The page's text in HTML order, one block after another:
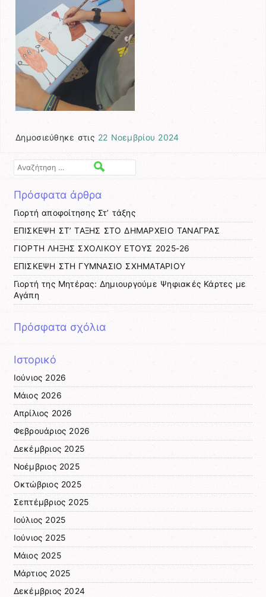
Δημοσιεύθηκε στις 22 Νοεμβρίου 2024
Αναζήτηση
Πρόσφατα άρθρα
Γιορτή αποφοίτησης Στ’ τάξης
ΕΠΙΣΚΕΨΗ ΣΤ’ ΤΑΞΗΣ ΣΤΟ ΔΗΜΑΡΧΕΙΟ ΤΑΝΑΓΡΑΣ
ΓΙΟΡΤΗ ΛΗΞΗΣ ΣΧΟΛΙΚΟΥ ΕΤΟΥΣ 2025-26
ΕΠΙΣΚΕΨΗ ΣΤΗ ΓΥΜΝΑΣΙΟ ΣΧΗΜΑΤΑΡΙΟΥ
Γιορτή της Μητέρας: Δημιουργούμε Ψηφιακές Κάρτες με
Αγάπη
Πρόσφατα σχόλια
Ιστορικό
Ιούνιος 2026
Μάιος 2026
Απρίλιος 2026
Φεβρουάριος 2026
Δεκέμβριος 2025
Νοέμβριος 2025
Οκτώβριος 2025
Σεπτέμβριος 2025
Ιούλιος 2025
Ιούνιος 2025
Μάιος 2025
Μάρτιος 2025
Δεκέμβριος 2024